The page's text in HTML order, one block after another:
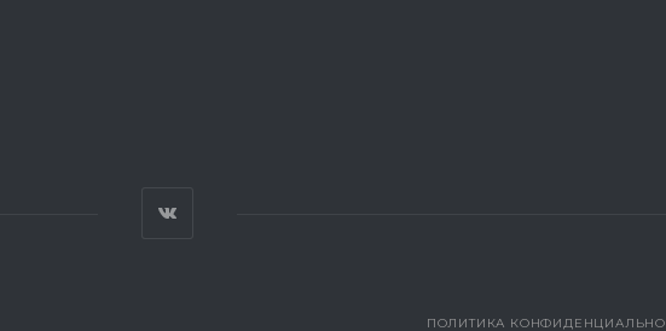
ПОЛИТИКА